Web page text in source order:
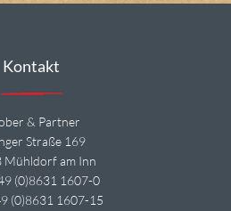
Kontakt
& Partner
Straße 169
Mühldorf am Inn
(0)8631 1607-0
(0)8631 1607-15